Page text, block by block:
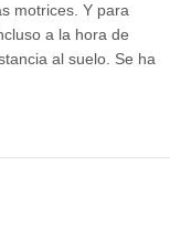
motrices. Y para
a la hora de
al suelo. Se ha